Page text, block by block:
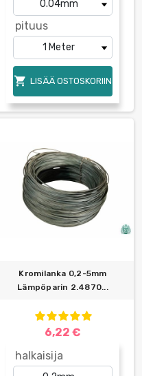
pituus
 LISÄÄ OSTOSKORIIN
Kromilanka 0,2-5mm
Lämpöparin 2.4870...
6,22 €
halkaisija